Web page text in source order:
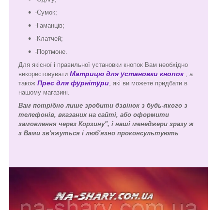
-Сумок;
-Гаманців;
-Клатчей;
-Портмоне.
Для якісної і правильної установки кнопок Вам необхідно
використовувати Матрицю для установки кнопок, а
також Прес для фурнітури , які ви можете придбати в
нашому магазині.
Вам потрібно лише зробити дзвінок з будь-якого з
телефонів, вказаних на сайті, або оформити
замовлення через Корзину", і наші менеджери зразу ж
з Вами зв'яжуться і люб'язно проконсультують